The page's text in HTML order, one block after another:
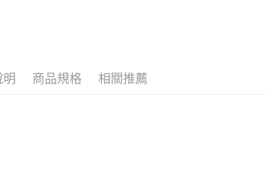
明 商品規格 相關推薦